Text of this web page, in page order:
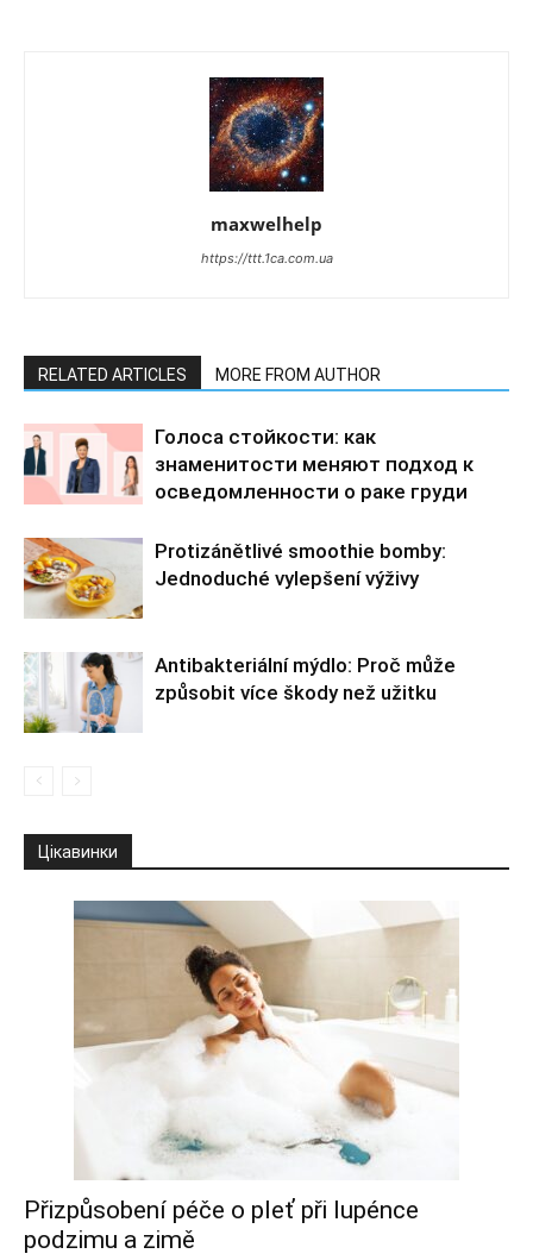
maxwelhelp
https://ttt.1ca.com.ua
RELATED ARTICLES MORE FROM AUTHOR
Голоса стойкости: как
знаменитости меняют подход к
осведомленности о раке груди
Protizánětlivé smoothie bomby:
Jednoduché vylepšení výživy
Antibakteriální mýdlo: Proč může
způsobit více škody než užitku
Цікавинки
Přizpůsobení péče o pleť při lupénce
podzimu a zimě